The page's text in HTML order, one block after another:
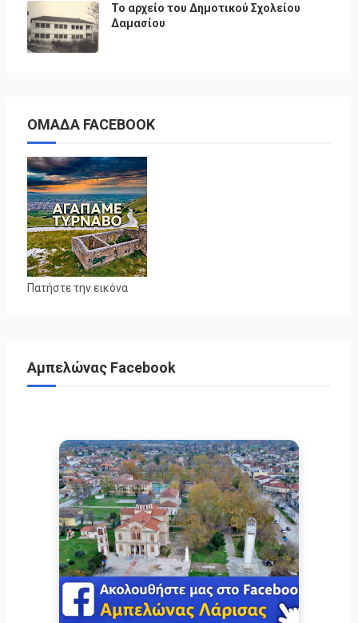
Το αρχείο του Δημοτικού Σχολείου
Δαμασίου
ΟΜΑΔΑ FACEBOOK
Πατήστε την εικόνα
Αμπελώνας Facebook